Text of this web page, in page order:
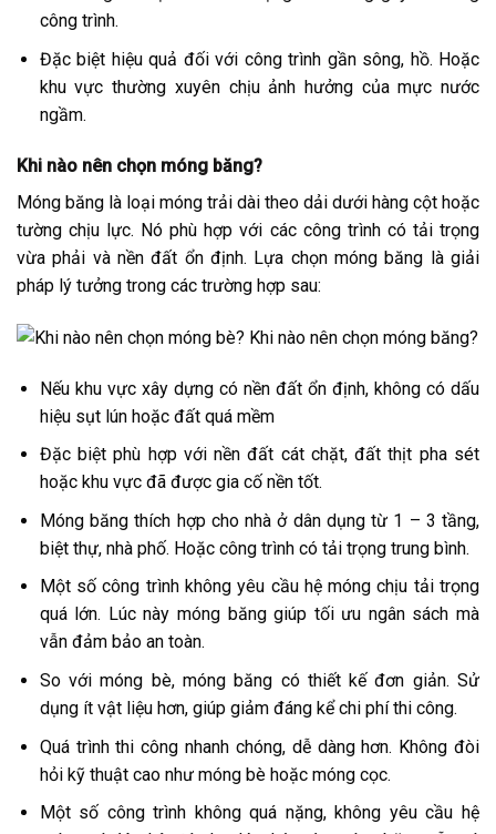
công trình.
Đặc biệt hiệu quả đối với công trình gần sông, hồ. Hoặc
khu vực thường xuyên chịu ảnh hưởng của mực nước
ngầm.
Khi nào nên chọn móng băng?
Móng băng là loại móng trải dài theo dải dưới hàng cột hoặc
tường chịu lực. Nó phù hợp với các công trình có tải trọng
vừa phải và nền đất ổn định. Lựa chọn móng băng là giải
pháp lý tưởng trong các trường hợp sau:
Nếu khu vực xây dựng có nền đất ổn định, không có dấu
hiệu sụt lún hoặc đất quá mềm
Đặc biệt phù hợp với nền đất cát chặt, đất thịt pha sét
hoặc khu vực đã được gia cố nền tốt.
Móng băng thích hợp cho nhà ở dân dụng từ 1 – 3 tầng,
biệt thự, nhà phố. Hoặc công trình có tải trọng trung bình.
Một số công trình không yêu cầu hệ móng chịu tải trọng
quá lớn. Lúc này móng băng giúp tối ưu ngân sách mà
vẫn đảm bảo an toàn.
So với móng bè, móng băng có thiết kế đơn giản. Sử
dụng ít vật liệu hơn, giúp giảm đáng kể chi phí thi công.
Quá trình thi công nhanh chóng, dễ dàng hơn. Không đòi
hỏi kỹ thuật cao như móng bè hoặc móng cọc.
Một số công trình không quá nặng, không yêu cầu hệ